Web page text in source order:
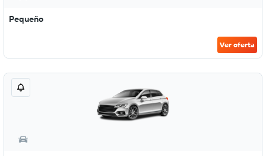
Pequeño
Ver oferta